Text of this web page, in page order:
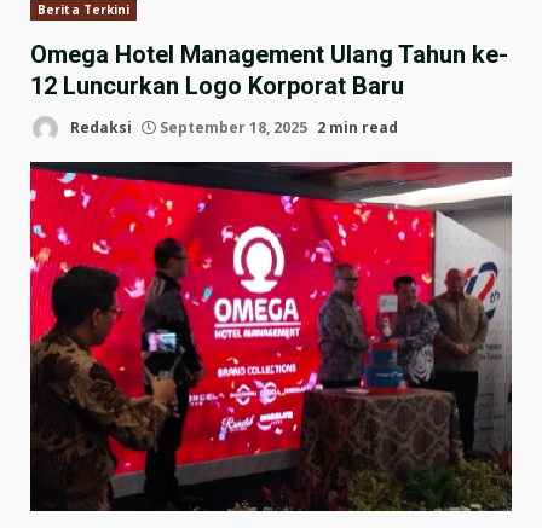
Berita Terkini
Omega Hotel Management Ulang Tahun ke-
12 Luncurkan Logo Korporat Baru
Redaksi September 18, 2025 2 min read